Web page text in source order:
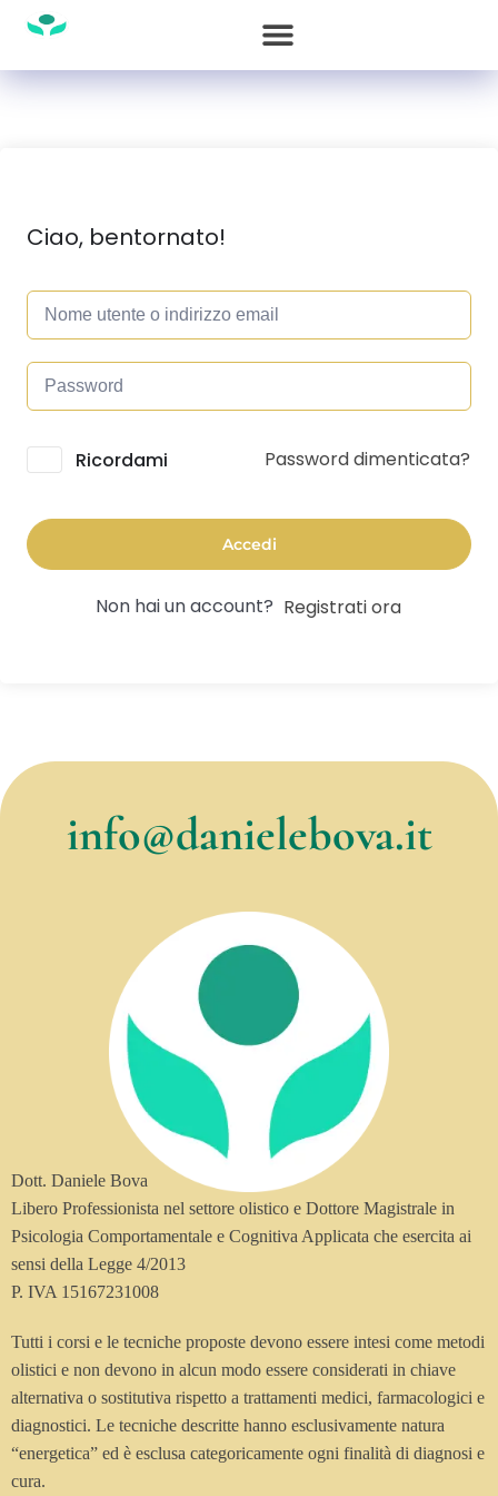
Ciao, bentornato!
Alternative:
Ricordami Password dimenticata?
Accedi
Non hai un account? Registrati ora
info@danielebova.it
Dott. Daniele Bova
Libero Professionista nel settore olistico e Dottore Magistrale in
Psicologia Comportamentale e Cognitiva Applicata che esercita ai
sensi della Legge 4/2013
P. IVA 15167231008
Tutti i corsi e le tecniche proposte devono essere intesi come metodi
olistici e non devono in alcun modo essere considerati in chiave
alternativa o sostitutiva rispetto a trattamenti medici, farmacologici e
diagnostici. Le tecniche descritte hanno esclusivamente natura
“energetica” ed è esclusa categoricamente ogni finalità di diagnosi e
cura.